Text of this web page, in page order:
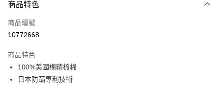
信用卡一次付款
超商取貨付款
Apple Pay
悠遊付
商品特色
商品編號
10772668
商品特色
100%美國棉精梳棉
日本防蹣專利技術